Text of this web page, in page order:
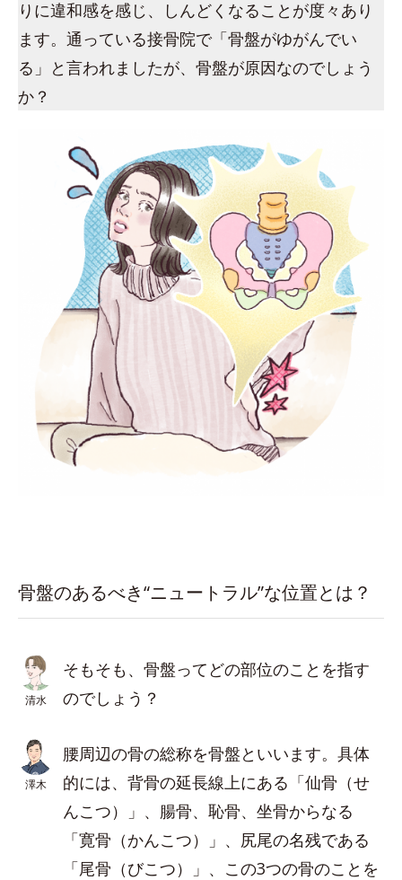
りに違和感を感じ、しんどくなることが度々あり
ます。通っている接骨院で「骨盤がゆがんでい
る」と言われましたが、骨盤が原因なのでしょう
か？
骨盤のあるべき“ニュートラル”な位置とは？
清水
そもそも、骨盤ってどの部位のことを指す
のでしょう？
澤木
腰周辺の骨の総称を骨盤といいます。具体
的には、背骨の延長線上にある「仙骨（せ
んこつ）」、腸骨、恥骨、坐骨からなる
「寛骨（かんこつ）」、尻尾の名残である
「尾骨（びこつ）」、この3つの骨のことを